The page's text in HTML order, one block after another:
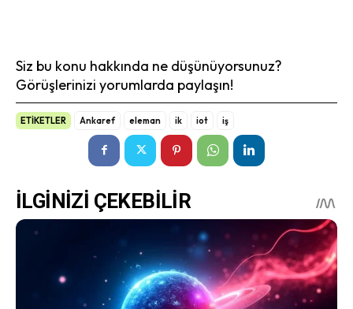
Siz bu konu hakkında ne düşünüyorsunuz?
Görüşlerinizi yorumlarda paylaşın!
ETİKETLER Ankaref eleman ik iot iş